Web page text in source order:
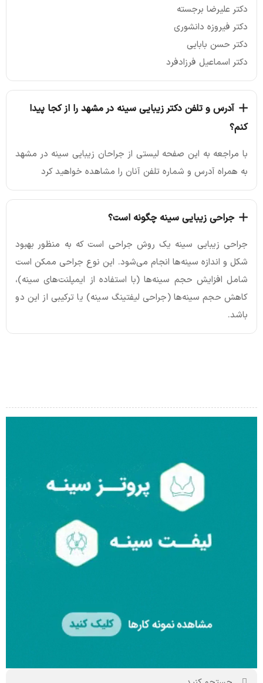
دکتر علیرضا برجسته
دکتر فیروزه دانشوری
دکتر حسن بابایی
دکتر اسماعیل فرزادفرد
آدرس و تلفن دکتر زیبایی سینه در مشهد را از کجا پیدا
کنم؟
با مراجعه به این صفحه لیستی از جراحان زیبایی سینه در مشهد
به همراه آدرس و شماره تلفن آنان را مشاهده خواهید کرد
جراحی زیبایی سینه چگونه است؟
جراحی زیبایی سینه یک روش جراحی است که به منظور بهبود
شکل و اندازه سینه‌ها انجام می‌شود. این نوع جراحی ممکن است
شامل افزایش حجم سینه‌ها (با استفاده از ایمپلنت‌های سینه)،
کاهش حجم سینه‌ها (جراحی لیفتینگ سینه) یا ترکیبی از این دو
باشد.